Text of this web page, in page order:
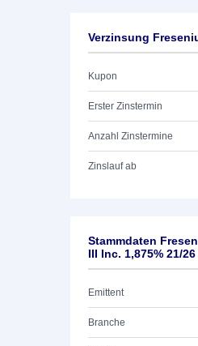
Verzinsung
Kupon
Erster Zinstermin
Anzahl Zinstermine
Zinslauf ab
Stammdaten
III Inc. 1,875% 21/26
Emittent
Branche